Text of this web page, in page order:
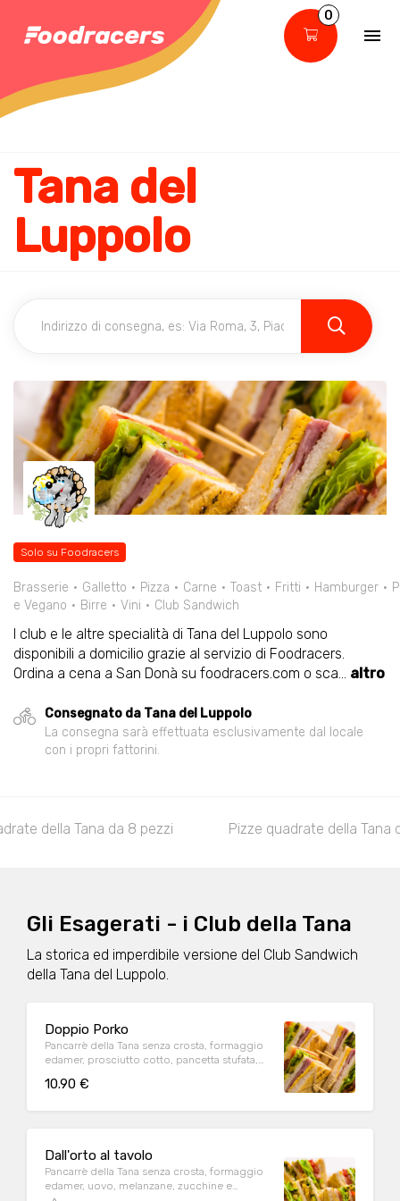
0
Tana del
Luppolo
Solo su Foodracers
Brasserie Galletto Pizza Carne Toast Fritti Hamburger
e Vegano
Birre Vini Club Sandwich
I club e le altre specialità di Tana del Luppolo sono
disponibili a domicilio grazie al servizio di Foodracers.
Ordina a cena a San Donà su foodracers.com o sca... altro
Consegnato da Tana del Luppolo
La consegna sarà effettuata esclusivamente dal locale
con i propri fattorini.
della Tana da 8 pezzi Pizze quadrate della Tana
Gli Esagerati - i Club della Tana
La storica ed imperdibile versione del Club Sandwich
della Tana del Luppolo.
Doppio Porko
Pancarrè della Tana senza crosta, formaggio
edamer, prosciutto cotto, pancetta stufata,
ferri, insalata e pomodoro
10.90 €
Dall'orto al tavolo
Pancarrè della Tana senza crosta, formaggio
edamer, uovo, melanzane, zucchine e